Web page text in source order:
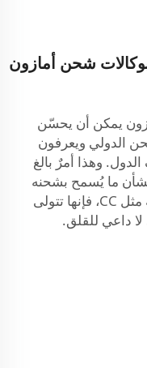
شحن أمازون
يمكن أن يحسّن
الدولي ويعرفون
وهذا أمرٌ بالغ
بشأن ما يُسمح بشحنه
وكيفية شحنه. وباستعانة شركة وسيطة مثل CC، فإنها تتولى
لا داعي للقلق.